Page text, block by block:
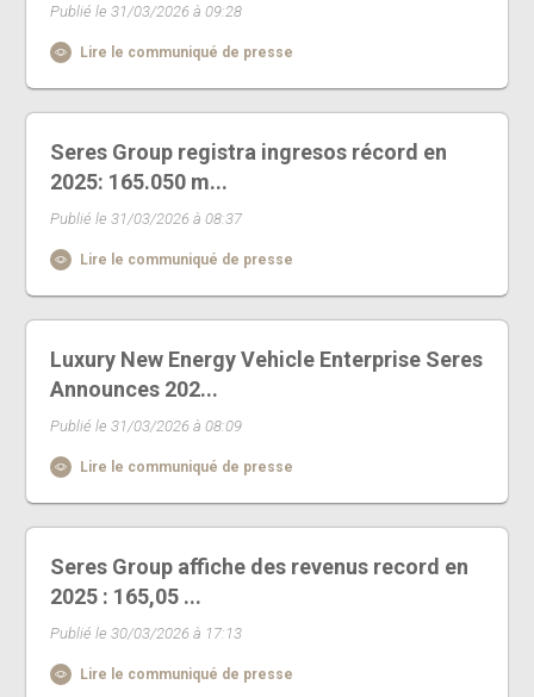
Publié le 31/03/2026 à 09:28
Lire le communiqué de presse
Seres Group registra ingresos récord en
2025: 165.050 m...
Publié le 31/03/2026 à 08:37
Lire le communiqué de presse
Luxury New Energy Vehicle Enterprise Seres
Announces 202...
Publié le 31/03/2026 à 08:09
Lire le communiqué de presse
Seres Group affiche des revenus record en
2025 : 165,05 ...
Publié le 30/03/2026 à 17:13
Lire le communiqué de presse